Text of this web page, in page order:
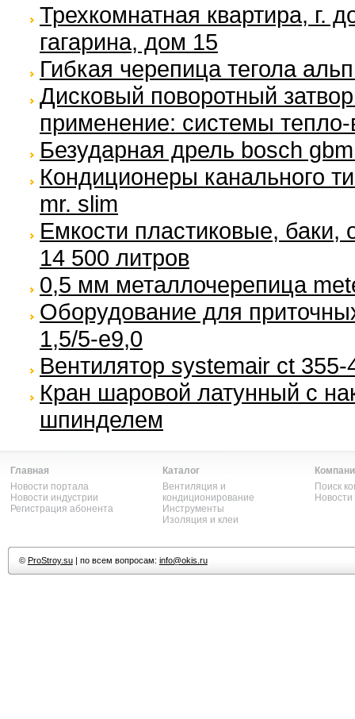
Трехкомнатная квартира, г.
гагарина, дом 15
Гибкая черепица тегола
Дисковый поворотный
применение: системы
Безударная дрель bosch
Кондиционеры канального
mr. slim
Емкости пластиковые, баки,
14 500 литров
0,5 мм металлочерепица
Оборудование для
1,5/5-e9,0
Вентилятор systemair ct 355-
Кран шаровой латунный с
шпинделем
Главная
Новости портала
Новости индустрии
Регистрация абонента
Каталог
Вентиляция и
кондиционирование
Инструменты
Изоляция и клеи
Поиск
© ProStroy.su| по всем вопросам: info@okis.ru